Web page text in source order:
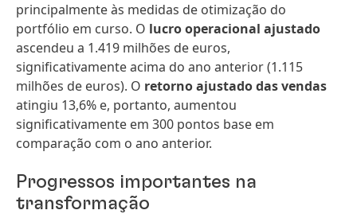
principalmente às medidas de otimização do
portfólio em curso. O lucro operacional ajustado
ascendeu a 1.419 milhões de euros,
significativamente acima do ano anterior (1.115
milhões de euros). O retorno ajustado das vendas
atingiu 13,6% e, portanto, aumentou
significativamente em 300 pontos base em
comparação com o ano anterior.
Progressos importantes na
transformação